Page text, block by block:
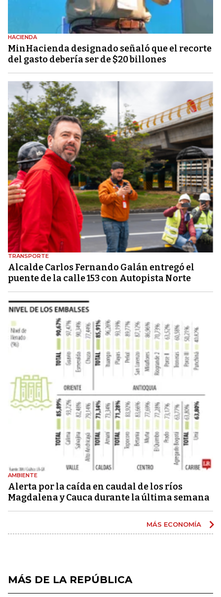
HACIENDA
MinHacienda designado señaló que el recorte
del gasto debería ser de $20 billones
TRANSPORTE
Alcalde Carlos Fernando Galán entregó el
puente de la calle 153 con Autopista Norte
AMBIENTE
Alerta por la caída en caudal de los ríos
Magdalena y Cauca durante la última semana
MÁS ECONOMÍA
MÁS DE LA REPÚBLICA